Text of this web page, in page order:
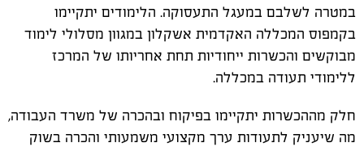
במטרה לשלבם במעגל התעסוקה. הלימודים יתקיימו
בקמפוס המכללה האקדמית אשקלון במגוון מסלולי לימוד
מבוקשים והכשרות ייחודיות תחת אחריותו של המרכז
ללימודי תעודה במכללה.
חלק מההכשרות יתקיימו בפיקוח ובהכרה של משרד העבודה,
מה שיעניק לתעודות ערך מקצועי משמעותי והכרה בשוק